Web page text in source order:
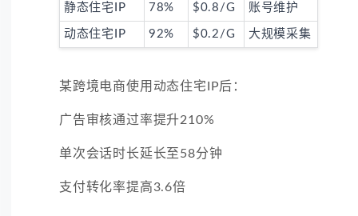
静态住宅IP 78% $0.8/G 账号维护
动态住宅IP 92% $0.2/G 大规模采集
某跨境电商使用动态住宅IP后：
广告审核通过率提升210%
单次会话时长延长至58分钟
支付转化率提高3.6倍